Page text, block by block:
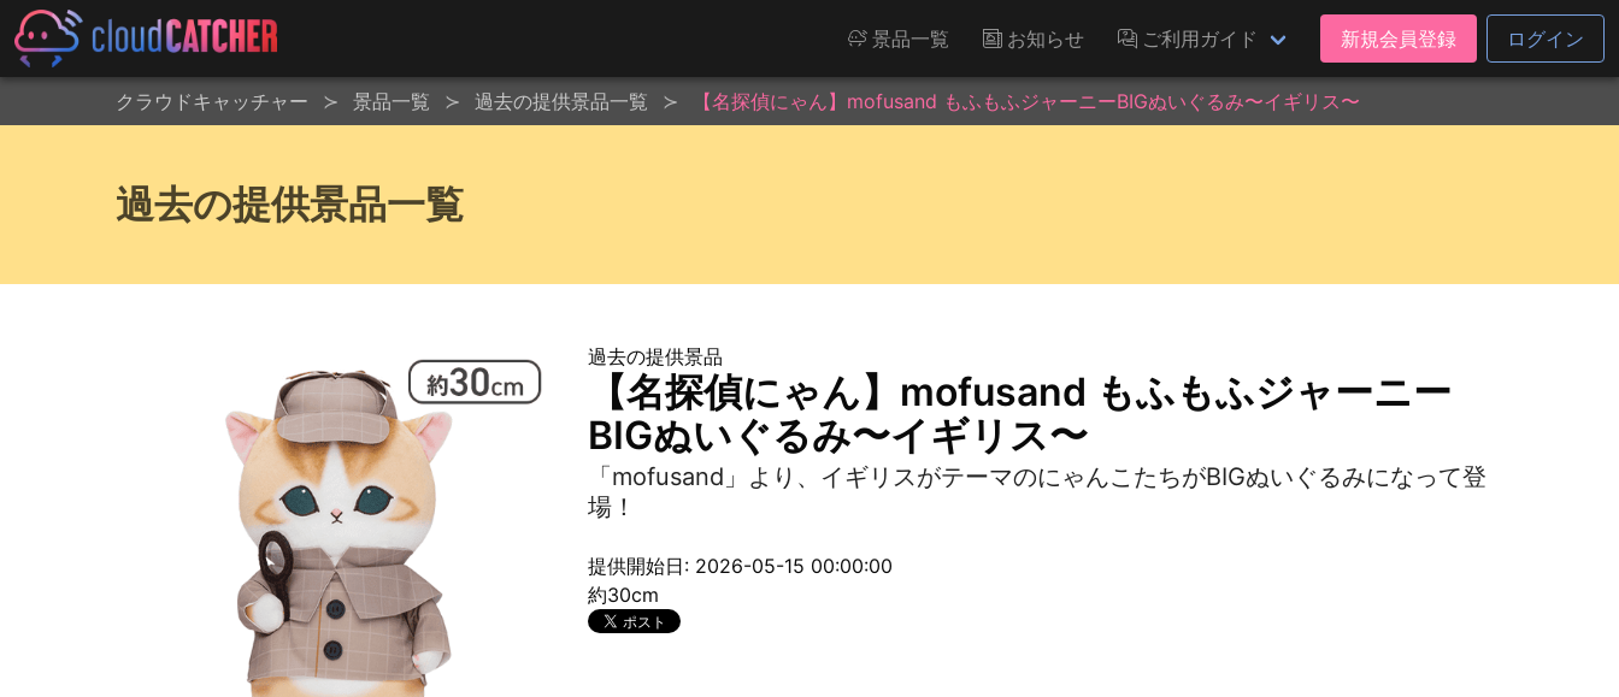
景品一覧 お知らせ ご利用ガイド 新規会員登録 ログイン
クラウドキャッチャー 景品一覧 過去の提供景品一覧 【名探偵にゃん】mofusand もふもふジャーニーBIGぬいぐるみ〜イギリス〜
過去の提供景品一覧
過去の提供景品
【名探偵にゃん】mofusand もふもふジャーニー
BIGぬいぐるみ〜イギリス〜
「mofusand」より、イギリスがテーマのにゃんこたちがBIGぬいぐるみになって登
場！
提供開始日: 2026-05-15 00:00:00
約30cm